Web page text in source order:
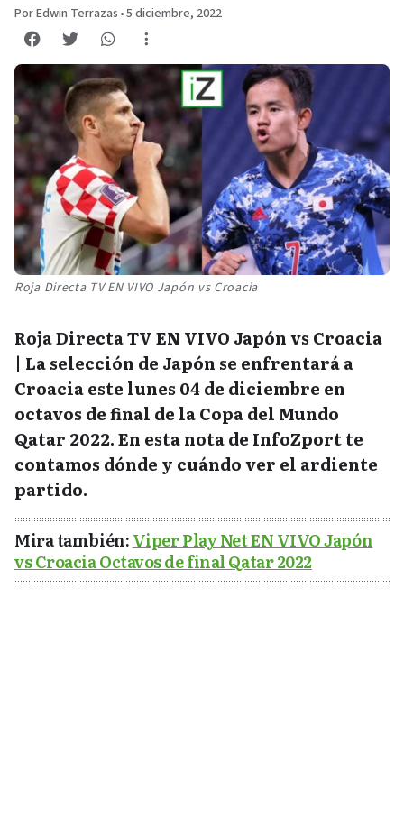
Por Edwin Terrazas •5 diciembre, 2022
Roja Directa TV EN VIVO Japón vs Croacia
Roja Directa TV EN VIVO Japón vs Croacia
| La selección de Japón se enfrentará a
Croacia este lunes 04 de diciembre en
octavos de final de la Copa del Mundo
Qatar 2022. En esta nota de InfoZport te
contamos dónde y cuándo ver el ardiente
partido.
Mira también:Viper Play Net EN VIVO Japón
vs Croacia Octavos de final Qatar 2022